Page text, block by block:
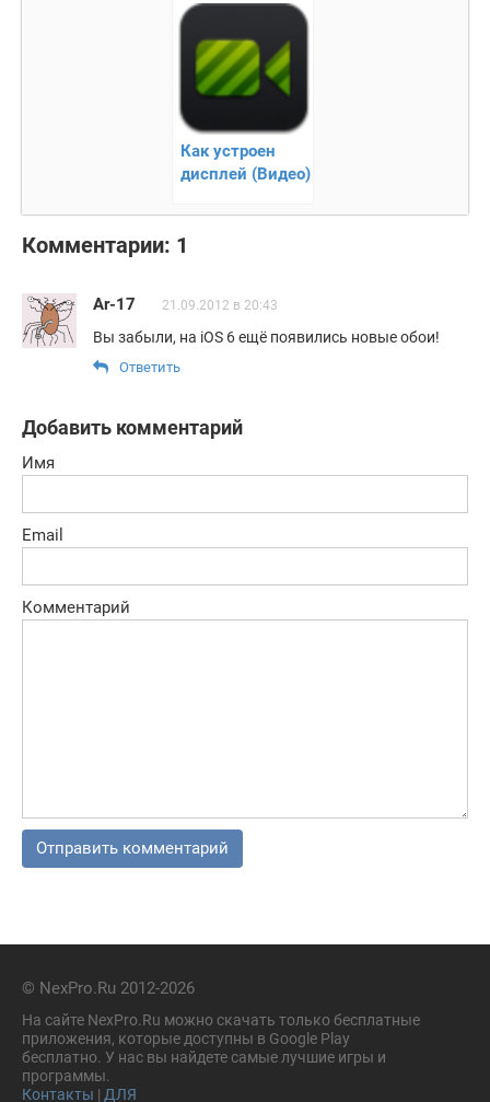
Как устроен
дисплей (Видео)
Комментарии: 1
Ar-17 21.09.2012 в 20:43
Вы забыли, на iOS 6 ещё появились новые обои!
Ответить
Добавить комментарий
Имя
Email
Комментарий
© NexPro.Ru 2012-2026
На сайте NexPro.Ru можно скачать только бесплатные
приложения, которые доступны в Google Play
бесплатно. У нас вы найдете самые лучшие игры и
программы.
Контакты | ДЛЯ